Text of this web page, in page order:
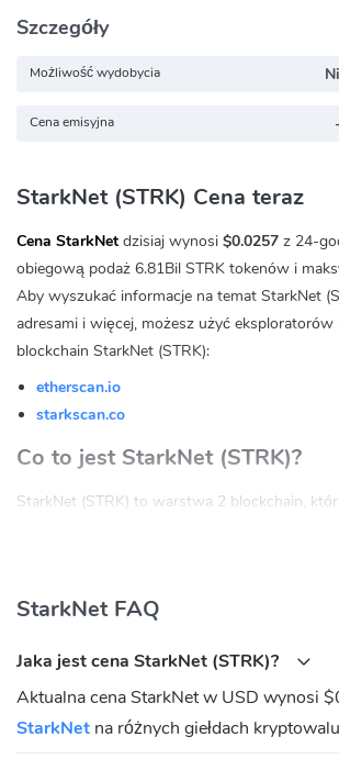
Szczegóły
Możliwość wydobycia
Cena emisyjna
StarkNet (STRK) Cena teraz
Cena StarkNet dzisiaj wynosi $0.0257 z 24-
obiegową podaż 6.81Bil STRK tokenów i
Aby wyszukać informacje na temat StarkNet
adresami i więcej, możesz użyć
blockchain StarkNet (STRK):
etherscan.io
starkscan.co
Co to jest StarkNet (STRK)?
StarkNet (STRK) to warstwa 2 blockchain,
Wykorzystuje technologię zk-STARKs, aby
StarkNet oferuje wysoką przepustowość i
StarkNet działa jako warstwa 2 na Ethereum,
StarkNet FAQ
Jaka jest cena StarkNet (STRK)?
Aktualna cena StarkNet w USD wynosi
StarkNet na różnych giełdach